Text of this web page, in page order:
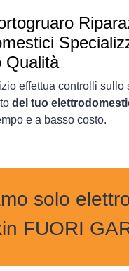
Qualità
effettua controlli sullo
del tuo
e a basso costo.
solo
FUORI